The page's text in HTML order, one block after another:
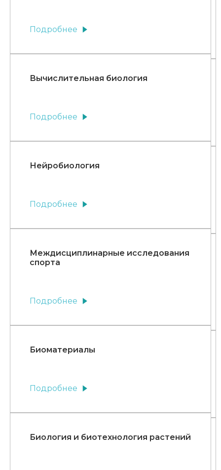
Подробнее
Вычислительная биология
Подробнее
Нейробиология
Подробнее
Междисциплинарные исследования
спорта
Подробнее
Биоматериалы
Подробнее
Биология и биотехнология растений